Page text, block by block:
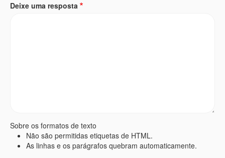
Deixe uma resposta
Sobre os formatos de texto
Não são permitidas etiquetas de HTML.
As linhas e os parágrafos quebram automaticamente.